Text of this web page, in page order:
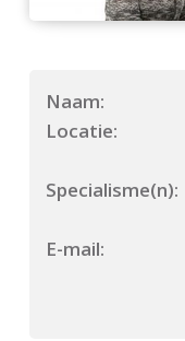
Naam:
Locatie:
Specialisme(n):
E-mail: